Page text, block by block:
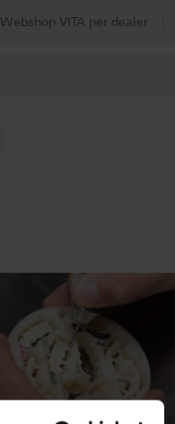
Webshop VITA per dealer